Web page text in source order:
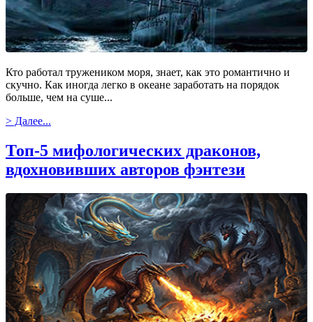
Кто работал тружеником моря, знает, как это романтично и
скучно. Как иногда легко в океане заработать на порядок
больше, чем на суше...
> Далее...
Топ-5 мифологических драконов,
вдохновивших авторов фэнтези